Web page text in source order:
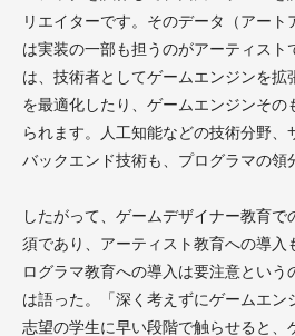
リエイターです。そのデータ（アー
は実装の一部も担うのがアーティスト
は、技術者としてゲームエンジンを拡
を最適化したり、ゲームエンジンその
られます。人工知能などの技術分野
バックエンド技術も、プログラマの領
したがって、ゲームデザイナー教育
須であり、アーティスト教育への導入
ログラマ教育への導入は要注意という
は語った。「深く考えずにゲームエン
志望の学生に早い段階で触らせると、